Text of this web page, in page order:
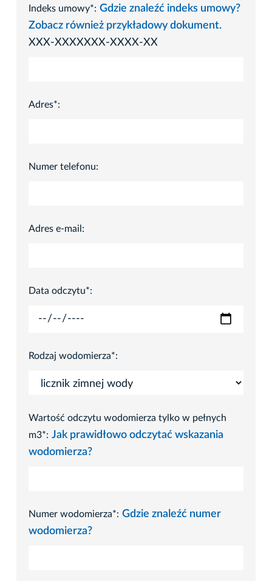
Indeks umowy*: Gdzie znaleźć indeks umowy?
Zobacz również przykładowy dokument.
XXX-XXXXXXX-XXXX-XX
Adres*:
Numer telefonu:
Adres e-mail:
Data odczytu*:
Rodzaj wodomierza*:
Wartość odczytu wodomierza tylko w pełnych
m3*: Jak prawidłowo odczytać wskazania
wodomierza?
Numer wodomierza*: Gdzie znaleźć numer
wodomierza?